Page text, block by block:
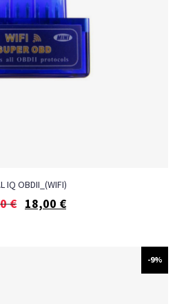
IQ OBDII_(WIFI)
€ 18,00 €
-9%